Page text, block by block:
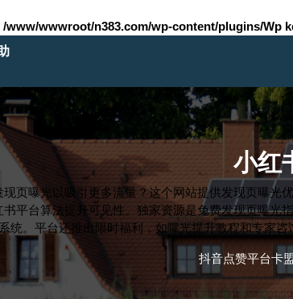
/www/wwwroot/n383.com/wp-content/plugins/Wp
小红
现页曝光以吸引更多流量？这个网站提供发现页曝
平台算法提升可见性。独家资源是免费发现页曝
统。平台还推出限时福利，如曝光提升教程和专家
抖音点赞平台卡